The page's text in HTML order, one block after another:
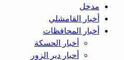
مدخل
أخبار القامشلي
أخبار المحافظات
أخبار الحسكة
أحبار دير الزور